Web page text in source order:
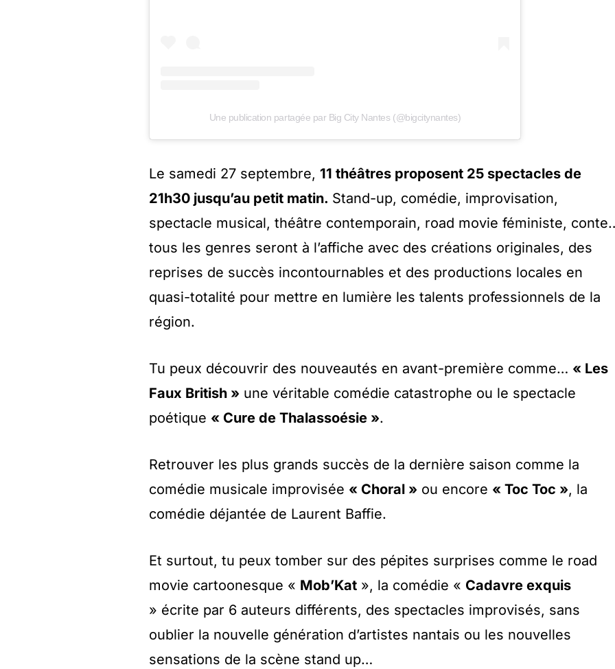
Une publication partagée par Big City Nantes (@bigcitynantes)
Le samedi 27 septembre, 11 théâtres proposent 25 spectacles de
21h30 jusqu’au petit matin. Stand-up, comédie, improvisation,
spectacle musical, théâtre contemporain, road movie féministe,
tous les genres seront à l’affiche avec des créations originales, des
reprises de succès incontournables et des productions locales en
quasi-totalité pour mettre en lumière les talents professionnels de la
région.
Tu peux découvrir des nouveautés en avant-première comme… « Les
Faux British » une véritable comédie catastrophe ou le spectacle
poétique « Cure de Thalassoésie ».
Retrouver les plus grands succès de la dernière saison comme la
comédie musicale improvisée « Choral » ou encore « Toc Toc », la
comédie déjantée de Laurent Baffie.
Et surtout, tu peux tomber sur des pépites surprises comme le road
movie cartoonesque « Mob’Kat », la comédie « Cadavre exquis
» écrite par 6 auteurs différents, des spectacles improvisés, sans
oublier la nouvelle génération d’artistes nantais ou les nouvelles
sensations de la scène stand up…